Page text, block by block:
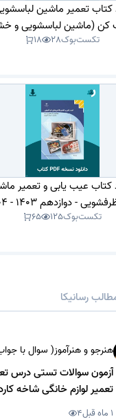
کتاب تعمیر ماشین
(ماشین لباسشویی و
تکست‌بوک28
18
کتاب عیب یابی و تعمیر
های
(نسخه PDF)
تکست‌بوک125
65
رسانیکا
هنرجو و هنرآموز( سوال با
تعمیر لوازم خانگی شاخه کاردانش
1 ماه قبل 4